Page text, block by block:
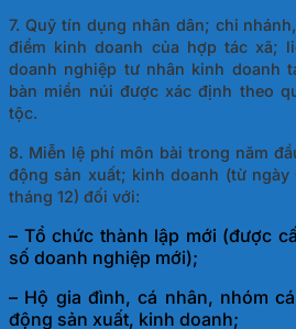
7. Quỹ tín dụng nhân dân; chi
điểm kinh doanh của hợp tác xã;
doanh nghiệp tư nhân kinh doanh
bàn miền núi được xác định theo
tộc.
8. Miễn lệ phí môn bài trong năm
động sản xuất; kinh doanh (từ ngày
tháng 12) đối với:
– Tổ chức thành lập mới (được
số doanh nghiệp mới);
– Hộ gia đình, cá nhân, nhóm
động sản xuất, kinh doanh;